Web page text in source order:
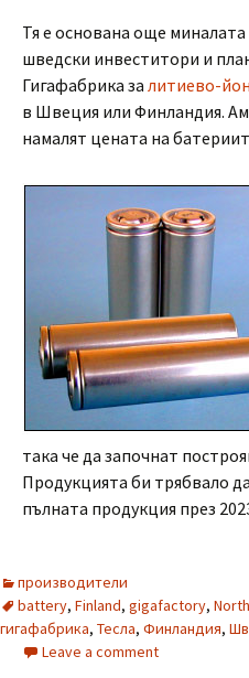
Тя е основана още
шведски инвеститори и
Гигафабрика за литиево-
в Швеция или Финландия.
намалят цената на
така че да започнат
Продукцията би трябвало
пълната продукция през
производители
battery, Finland, gigafactory,
гигафабрика, Тесла, Финландия,
Leave a comment